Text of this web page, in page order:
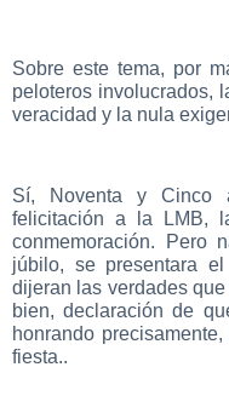
Sobre este tema, por
peloteros involucrados,
veracidad y la nula
Sí, Noventa y Cinco
felicitación a la LMB,
conmemoración. Pero
júbilo, se presentara
dijeran las verdades
bien, declaración de
honrando
fiesta..